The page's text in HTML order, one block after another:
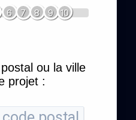
6 7 8 9 10
ou la ville
projet :